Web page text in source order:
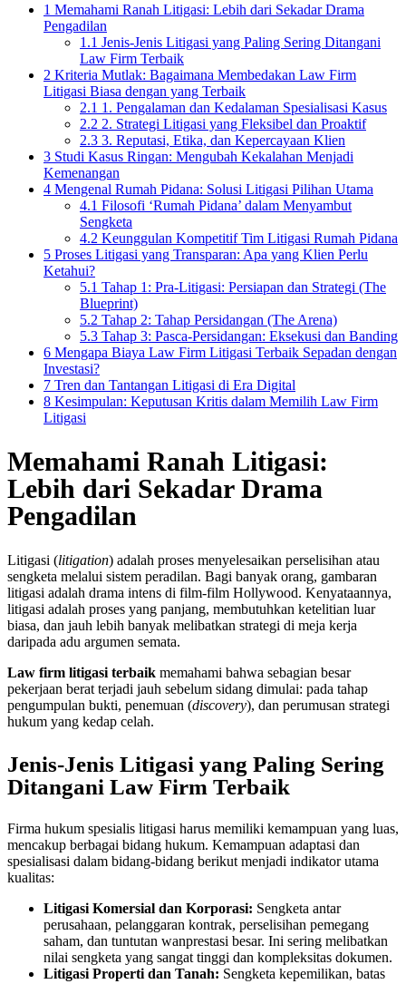
1 Memahami Ranah Litigasi: Lebih dari Sekadar Drama
Pengadilan
1.1 Jenis-Jenis Litigasi yang Paling Sering Ditangani
Law Firm Terbaik
2 Kriteria Mutlak: Bagaimana Membedakan Law Firm
Litigasi Biasa dengan yang Terbaik
2.1 1. Pengalaman dan Kedalaman Spesialisasi Kasus
2.2 2. Strategi Litigasi yang Fleksibel dan Proaktif
2.3 3. Reputasi, Etika, dan Kepercayaan Klien
3 Studi Kasus Ringan: Mengubah Kekalahan Menjadi
Kemenangan
4 Mengenal Rumah Pidana: Solusi Litigasi Pilihan Utama
4.1 Filosofi ‘Rumah Pidana’ dalam Menyambut
Sengketa
4.2 Keunggulan Kompetitif Tim Litigasi Rumah Pidana
5 Proses Litigasi yang Transparan: Apa yang Klien Perlu
Ketahui?
5.1 Tahap 1: Pra-Litigasi: Persiapan dan Strategi (The
Blueprint)
5.2 Tahap 2: Tahap Persidangan (The Arena)
5.3 Tahap 3: Pasca-Persidangan: Eksekusi dan Banding
6 Mengapa Biaya Law Firm Litigasi Terbaik Sepadan dengan
Investasi?
7 Tren dan Tantangan Litigasi di Era Digital
8 Kesimpulan: Keputusan Kritis dalam Memilih Law Firm
Litigasi
Memahami Ranah Litigasi:
Lebih dari Sekadar Drama
Pengadilan
Litigasi (litigation) adalah proses menyelesaikan perselisihan atau
sengketa melalui sistem peradilan. Bagi banyak orang, gambaran
litigasi adalah drama intens di film-film Hollywood. Kenyataannya,
litigasi adalah proses yang panjang, membutuhkan ketelitian luar
biasa, dan jauh lebih banyak melibatkan strategi di meja kerja
daripada adu argumen semata.
Law firm litigasi terbaik memahami bahwa sebagian besar
pekerjaan berat terjadi jauh sebelum sidang dimulai: pada tahap
pengumpulan bukti, penemuan (discovery), dan perumusan strategi
hukum yang kedap celah.
Jenis-Jenis Litigasi yang Paling Sering
Ditangani Law Firm Terbaik
Firma hukum spesialis litigasi harus memiliki kemampuan yang luas,
mencakup berbagai bidang hukum. Kemampuan adaptasi dan
spesialisasi dalam bidang-bidang berikut menjadi indikator utama
kualitas:
Litigasi Komersial dan Korporasi: Sengketa antar
perusahaan, pelanggaran kontrak, perselisihan pemegang
saham, dan tuntutan wanprestasi besar. Ini sering melibatkan
nilai sengketa yang sangat tinggi dan kompleksitas dokumen.
Litigasi Properti dan Tanah: Sengketa kepemilikan, batas